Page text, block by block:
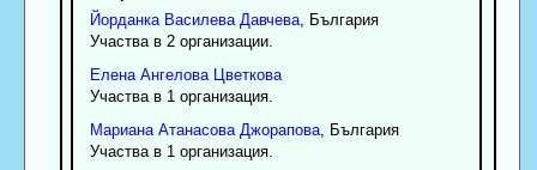
Йорданка Василева Давчева, България
Участва в 2 организации.
Елена Ангелова Цветкова
Участва в 1 организация.
Мариана Атанасова Джорапова, България
Участва в 1 организация.